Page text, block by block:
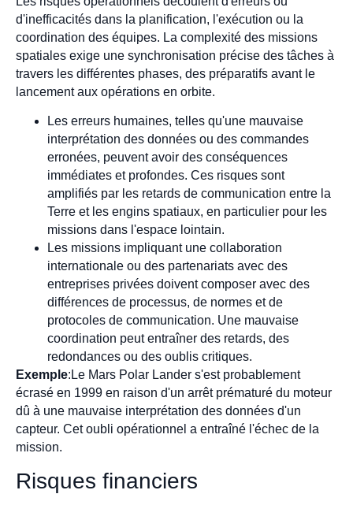
d'inefficacités dans la planification, l'exécution ou la
coordination des équipes. La complexité des missions
spatiales exige une synchronisation précise des tâches à
travers les différentes phases, des préparatifs avant le
lancement aux opérations en orbite.
Les erreurs humaines, telles qu'une mauvaise
interprétation des données ou des commandes
erronées, peuvent avoir des conséquences
immédiates et profondes. Ces risques sont
amplifiés par les retards de communication entre la
Terre et les engins spatiaux, en particulier pour les
missions dans l'espace lointain.
Les missions impliquant une collaboration
internationale ou des partenariats avec des
entreprises privées doivent composer avec des
différences de processus, de normes et de
protocoles de communication. Une mauvaise
coordination peut entraîner des retards, des
redondances ou des oublis critiques.
Exemple:Le Mars Polar Lander s'est probablement
écrasé en 1999 en raison d'un arrêt prématuré du moteur
dû à une mauvaise interprétation des données d'un
capteur. Cet oubli opérationnel a entraîné l'échec de la
mission.
Risques financiers